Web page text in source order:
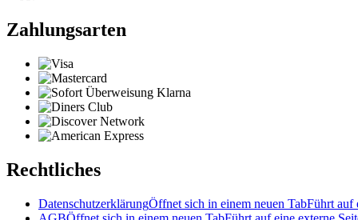
Zahlungsarten
Rechtliches
DatenschutzerklärungÖffnet sich in einem neuen TabFührt auf